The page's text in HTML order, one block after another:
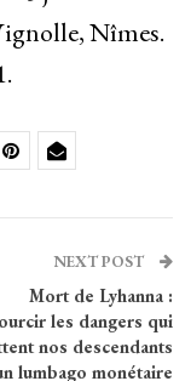
Nîmes.
NEXT POST
Mort de Lyhanna :
les dangers qui
nos descendants
lumbago monétaire